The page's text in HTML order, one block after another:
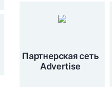
Партнерская сеть
Advertise